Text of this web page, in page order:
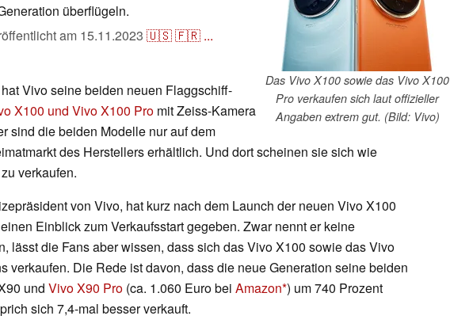
Das Vivo X100 sowie das Vivo X100
Pro verkaufen sich laut offizieller
Angaben extrem gut. (Bild: Vivo)
überflügeln.
am 15.11.2023 🇺🇸🇫🇷 ...
Vivo seine beiden neuen Flaggschiff-
X100 und Vivo X100 Pro mit Zeiss-Kamera
sind die beiden Modelle nur auf dem
des Herstellers erhältlich. Und dort scheinen sie sich wie
verkaufen.
von Vivo, hat kurz nach dem Launch der neuen Vivo X100
einen Einblick zum Verkaufsstart gegeben. Zwar nennt er keine
lässt die Fans aber wissen, dass sich das Vivo X100 sowie das Vivo
verkaufen. Die Rede ist davon, dass die neue Generation seine beiden
und Vivo X90 Pro (ca. 1.060 Euro bei Amazon ) um 740 Prozent
sich 7,4-mal besser verkauft.